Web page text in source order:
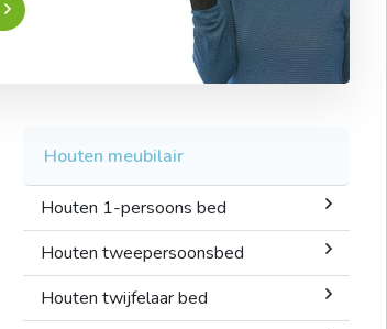
Houten meubilair
Houten 1-persoons bed
Houten tweepersoonsbed
Houten twijfelaar bed